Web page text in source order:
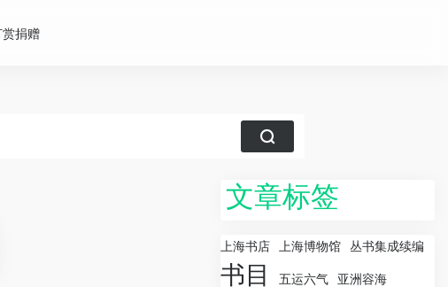
赏捐赠
文章标签
上海书店 上海博物馆 丛书集成续编
书目 五运六气
亚洲容海